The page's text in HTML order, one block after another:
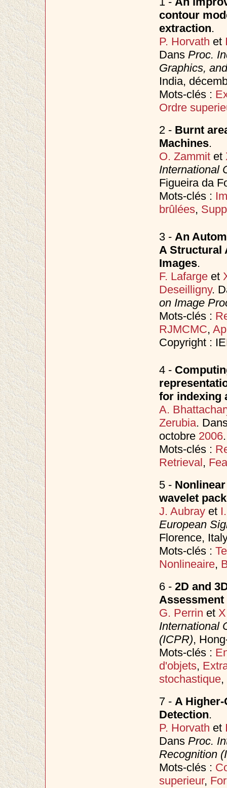
contour
extraction.
P. Horvath et
Dans Proc.
Graphics,
India,
Mots-clés :
Ordre
2 - Burnt
Machines.
O. Zammitet
International
Figueira da
Mots-clés :
brûlées,
3 - An
A Structural
Images.
F. Lafargeet
Deseilligny.
on Image
Mots-clés :
RJMCMC,
Copyright :
4 -
for indexing
A.
Zerubia.
octobre 2006.
Mots-clés :
Retrieval ,
5 -
wavelet
J. Aubrayet
European
Florence,
Mots-clés :
Nonlineaire,
6 - 2D and
Assessment
G. Perrin et
International
(ICPR),
Mots-clés :
d'objets,
stochastique,
7 - A
Detection.
P. Horvath et
Dans Proc.
Recognition
Mots-clés :
superieur,